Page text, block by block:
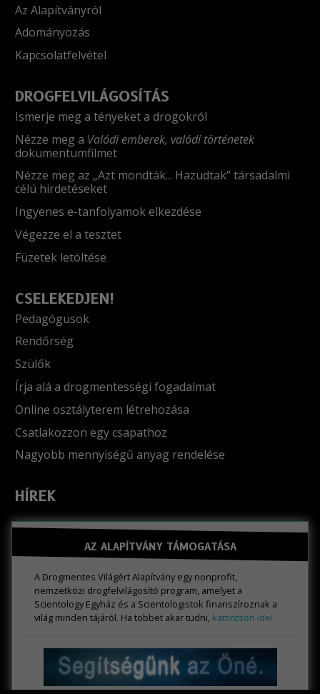
Az Alapítványról
Adományozás
Kapcsolatfelvétel
DROGFELVILÁGOSÍTÁS
Ismerje meg a tényeket a drogokról
Nézze meg a Valódi emberek, valódi történetek
dokumentumfilmet
Nézze meg az „Azt mondták... Hazudtak” társadalmi
célú hirdetéseket
Ingyenes e-tanfolyamok elkezdése
Végezze el a tesztet
Füzetek letöltése
CSELEKEDJEN!
Pedagógusok
Rendőrség
Szülők
Írja alá a drogmentességi fogadalmat
Online osztályterem létrehozása
Csatlakozzon egy csapathoz
Nagyobb mennyiségű anyag rendelése
HÍREK
AZ ALAPÍTVÁNY TÁMOGATÁSA
A Drogmentes Világért Alapítvány egy nonprofit,
nemzetközi drogfelvilágosító program, amelyet a
Scientology Egyház és a Scientologistok finanszíroznak a
világ minden tájáról. Ha többet akar tudni, kattintson ide!